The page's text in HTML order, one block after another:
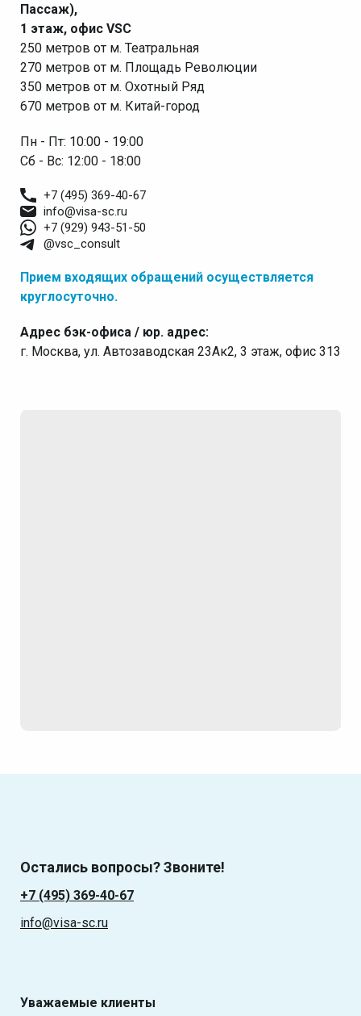
Пассаж),
1 этаж, офис VSC
250 метров от м. Театральная
270 метров от м. Площадь Революции
350 метров от м. Охотный Ряд
670 метров от м. Китай-город
Пн - Пт: 10:00 - 19:00
Сб - Вс: 12:00 - 18:00
+7 (495) 369-40-67
info@visa-sc.ru
+7 (929) 943-51-50
@vsc_consult
Прием входящих обращений осуществляется
круглосуточно.
Адрес бэк-офиса / юр. адрес:
г. Москва, ул. Автозаводская 23Ак2, 3 этаж, офис 313
Остались вопросы? Звоните!
+7 (495) 369-40-67
info@visa-sc.ru
Уважаемые клиенты